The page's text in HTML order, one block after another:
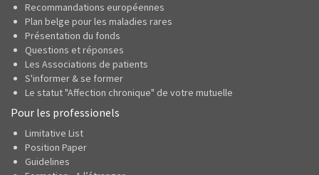
Recommandations européennes
Plan belge pour les maladies rares
Présentation du fonds
Questions et réponses
Les Associations de patients
S'informer & se former
Le statut "Affection chronique" de votre mutuelle
Pour les professionels
Limitative List
Position Paper
Guidelines